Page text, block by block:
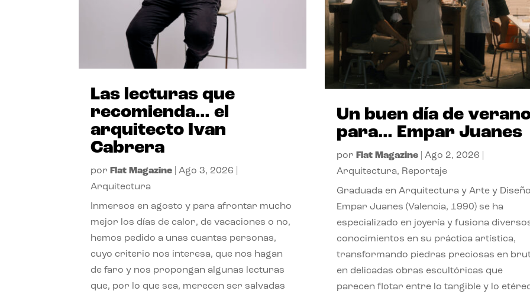
Las lecturas que
recomienda… el
arquitecto Ivan
Cabrera
por Flat Magazine |Ago 3, 2026
Arquitectura
Inmersos en agosto y para afrontar mucho
mejor los días de calor, de vacaciones o no,
hemos pedido a unas cuantas personas,
cuyo criterio nos interesa, que nos hagan
de faro y nos propongan algunas lecturas
que, por lo que sea, merecen ser salvadas
Un buen día de
para… Empar Juanes
por Flat Magazine| Ago 2, 2026
Arquitectura, Reportaje
Graduada en Arquitectura y Arte y
Empar Juanes (Valencia, 1990) se ha
especializado en joyería y fusiona
conocimientos en su práctica artística,
transformando piedras preciosas en
en delicadas obras escultóricas que
parecen flotar entre lo tangible y lo